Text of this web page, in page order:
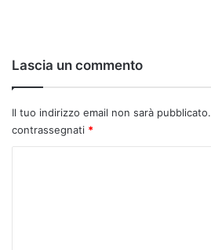
Lascia un commento
Il tuo indirizzo email non sarà pubblicato.
contrassegnati *